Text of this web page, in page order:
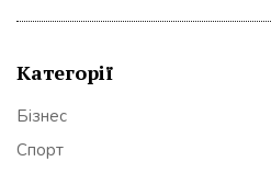
Категорії
Бізнес
Спорт